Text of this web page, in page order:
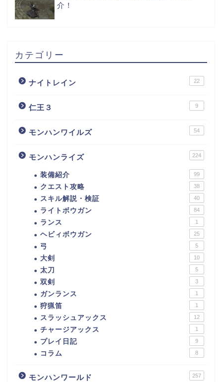
介！
カテゴリー
ナイトレイン 22
仁王３ 9
モンハンワイルズ 54
モンハンライズ 224
装備紹介 99
クエスト攻略 38
スキル解説・検証 40
ライトボウガン 84
ランス 1
ヘビィボウガン 25
弓 5
大剣 10
太刀 5
双剣 3
ガンランス 1
狩猟笛 1
スラッシュアックス 12
チャージアックス 1
プレイ日記 9
コラム 8
モンハンワールド 257